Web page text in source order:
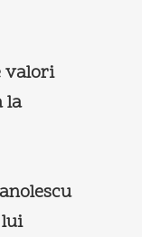
valori
la